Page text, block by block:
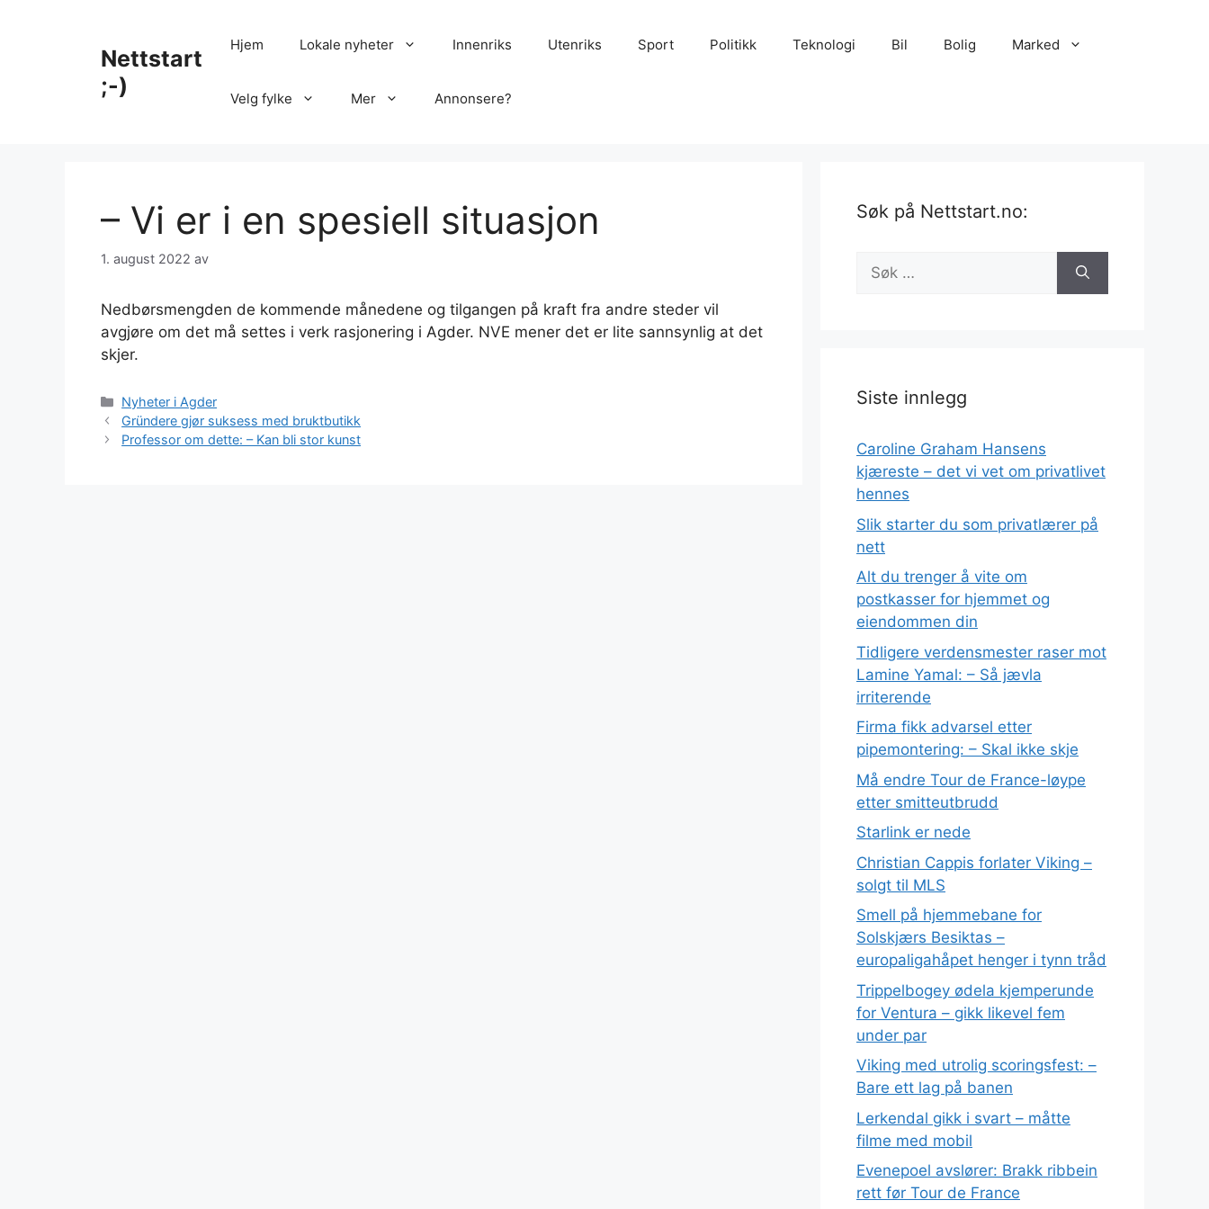
Nettstart
;-)
Hjem Lokale nyheter Innenriks Utenriks Sport Politikk Teknologi Bil Bolig Marked
Velg fylke Mer Annonsere?
– Vi er i en spesiell situasjon
1. august 2022 av
Nedbørsmengden de kommende månedene og tilgangen på kraft fra andre steder vil
avgjøre om det må settes i verk rasjonering i Agder. NVE mener det er lite sannsynlig at det
skjer.
Kategorier
Nyheter i Agder
Gründere gjør suksess med bruktbutikk
Professor om dette: – Kan bli stor kunst
Søk på Nettstart.no:
Søk
etter:
Siste innlegg
Caroline Graham Hansens
kjæreste – det vi vet om privatlivet
hennes
Slik starter du som privatlærer på
nett
Alt du trenger å vite om
postkasser for hjemmet og
eiendommen din
Tidligere verdensmester raser mot
Lamine Yamal: – Så jævla
irriterende
Firma fikk advarsel etter
pipemontering: – Skal ikke skje
Må endre Tour de France-løype
etter smitteutbrudd
Starlink er nede
Christian Cappis forlater Viking –
solgt til MLS
Smell på hjemmebane for
Solskjærs Besiktas –
europaligahåpet henger i tynn tråd
Trippelbogey ødela kjemperunde
for Ventura – gikk likevel fem
under par
Viking med utrolig scoringsfest: –
Bare ett lag på banen
Lerkendal gikk i svart – måtte
filme med mobil
Evenepoel avslører: Brakk ribbein
rett før Tour de France